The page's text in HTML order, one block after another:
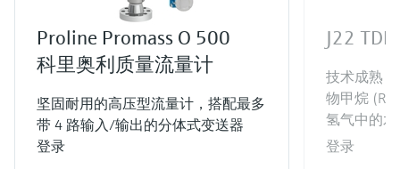
Proline Promass O 500
科里奥利质量流量计
坚固耐用的高压型流量计，搭配最多
带 4 路输入/输出的分体式变送器
登录
J22
技术成熟
物甲烷
氢气中的
登录